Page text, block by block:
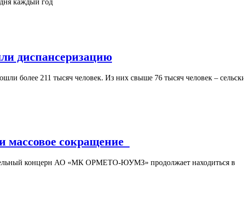
диспансеризацию
более 211 тысяч человек. Из них свыше 76 тысяч человек –
сокращение
концерн АО «МК ОРМЕТО-ЮУМЗ» продолжает находиться в